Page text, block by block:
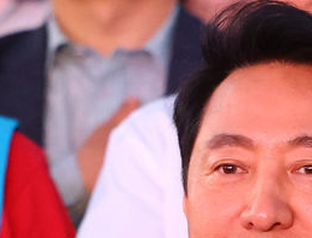
기 감사' 유병호 구속기소
트' 합의…북쪽 인바운드·남쪽 아웃바
폭염중대경보, 폭염경보로 하향
' 안동·의성 관할 4개 면 특별재난지역
정원 초과 시 낮은 계급 임용…희망지 못
곳 소나기·강원 많은 비[내일날씨]
에 54조 투자…"AI 메모리 수요 선제 대